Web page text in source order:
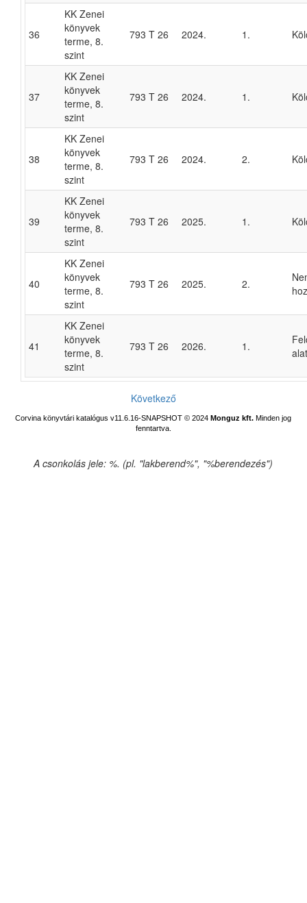
36
KK Zenei
könyvek
terme, 8.
szint
793 T 26 2024. 1.
37
KK Zenei
könyvek
terme, 8.
szint
793 T 26 2024. 1.
38
KK Zenei
könyvek
terme, 8.
szint
793 T 26 2024. 2.
39
KK Zenei
könyvek
terme, 8.
szint
793 T 26 2025. 1.
40
KK Zenei
könyvek
terme, 8.
szint
793 T 26 2025. 2.
41
KK Zenei
könyvek
terme, 8.
szint
793 T 26 2026. 1.
Következő
Corvina könyvtári katalógus v11.6.16-SNAPSHOT © 2024Monguz kft. Minden jog
fenntartva.
A csonkolás jele: %. (pl. "lakberend%", "%berendezés")